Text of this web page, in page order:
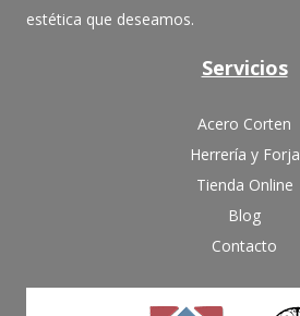
estética que deseamos.
Servicios
Acero Corten
Herrería y Forja
Tienda Online
Blog
Contacto